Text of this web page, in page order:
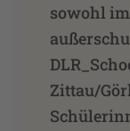
sowohl
Zittau/